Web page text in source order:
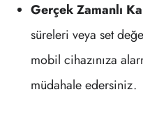
Gerçek Zamanlı
süreleri veya set
mobil cihazınıza
müdahale edersiniz.